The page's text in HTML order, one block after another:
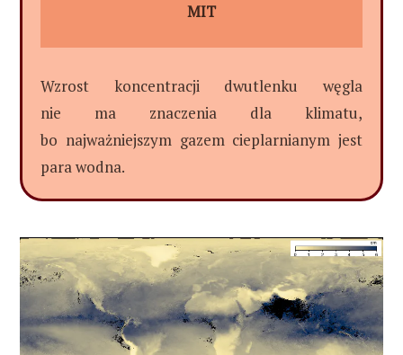
MIT
Wzrost koncentracji dwutlenku węgla
nie ma znaczenia dla klimatu,
bo najważniejszym gazem cieplarnianym jest
para wodna.